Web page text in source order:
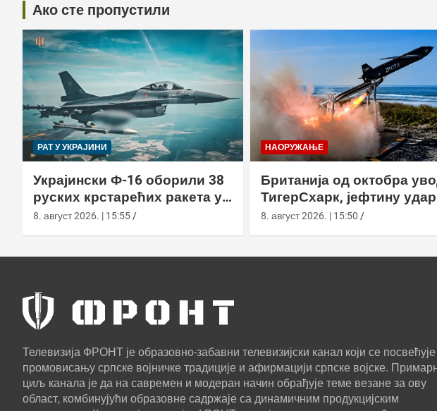
Ако сте пропустили
РАТ У УКРАЈИНИ
Украјински Ф-16 оборили 38
руских крстарећих ракета у
једном нападу
8. август 2026. | 15:55
НАОРУЖАЊЕ
Британија од октобра
ТигерСхарк, јефтину
беспилотну летелицу
8. август 2026. | 15:50
Телевизија ФРОНТ је образовно-забавни телевизијски канал који се посвећује
промовисању српске војничке традиције и афирмацији српске војске.
циљ канала је да на савремен и модеран начин обрађује теме везане за ову
област, комбинујући образовне садржаје са динамичним продукцијским